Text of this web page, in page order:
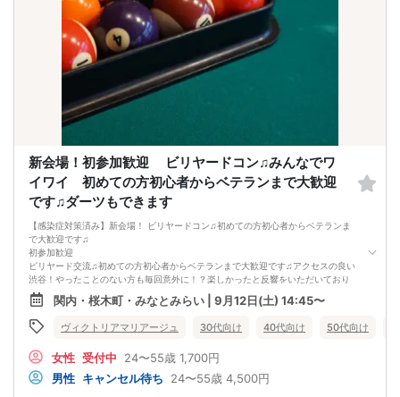
本日の出会いをこれからも大切にしていただけたら嬉しいです。
座ってしっかりお話しできるよう完全着席形式になっております。 ゆっくりお話
ししたい方におすすめです♪ ライン交換タイム はもちろん シャッフルタイムもご
ざいますのでお一人様も安心で楽しめます!! 平日のランチでは行列ができていま
す、人気店！！
特製寿司どんぶり 新鮮サラダ お椀付き 酒類はキャッシュオンになりま
ﾟ･:,｡ﾟ･:,｡★ﾟ･:,｡ﾟ･:,｡☆ﾟ･:,｡ﾟ･:,｡★ﾟ･:,｡ﾟ･:,｡☆ﾟ･:,｡ﾟ･:,｡★ﾟ･:
体調の悪い方やコロナウイルスの症状がある方はご参加はご遠慮いただいており
ご参加には自己責任になります。最低遂行人数２対２
比率が偏る場合もございます。
比率は調整されていません。少人数になります。ご返金等も致しておりません。
当日お申し込みが多数のため比率や人数は様々になる場合もございます。
ご理解の上ご参加をお願い致します。比率や人数など開示しておりません。ご返
新会場！初参加歓迎 ビリヤードコン♫みんなでワ
イワイ 初めての方初心者からベテランまで大歓迎
です♫ダーツもできます
【感染症対策済み】新会場！ ビリヤードコン♫初めての方初心者からベテランま
で大歓迎です♫
初参加歓迎
ビリヤード交流♫初めての方初心者からベテランまで大歓迎です♫アクセスの良い
渋谷！やったことのない方も毎回意外に！？楽しかったと反響をいただいており
ます！
14:40 〜 14:45
受付開始
時間厳守でお願いしておりますが遅れる場合もokです。
イベントスタート！
全員で乾杯を行い自己紹介後、ビリヤードダーツしながら交流開始！ビリヤード
やダーツはみんなで決めようと思います。
関内・桜木町・みなとみらい | 9月12日(土) 14:45〜
ヴィクトリアマリアージュ 30代向け 40代向け 50代向け
女性 受付中 24〜55歳 1,700円
男性 キャンセル待ち 24〜55歳 4,500円